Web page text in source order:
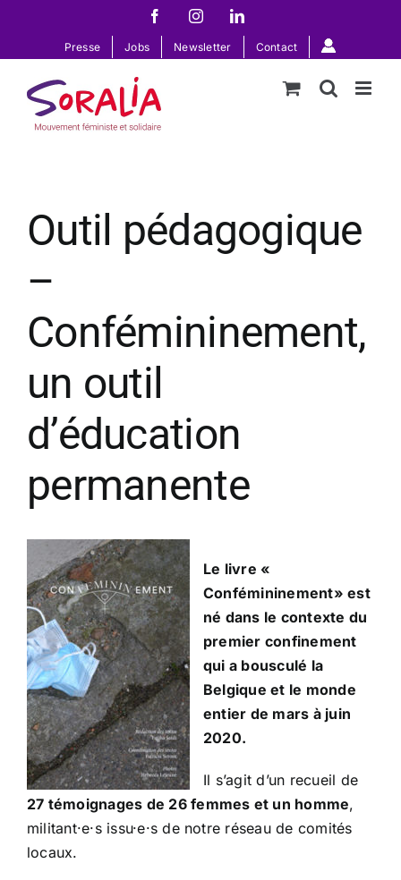
contenu
FacebookInstagramLinkedIn
Presse Jobs Newsletter Contact
Outil pédagogique
–
Confémininement,
un outil
d’éducation
permanente
Le livre «
Confémininement» est
né dans le contexte du
premier confinement
qui a bousculé la
Belgique et le monde
entier de mars à juin
2020.
Il s’agit d’un recueil de
27 témoignages de 26 femmes et un homme,
militant·e·s issu·e·s de notre réseau de comités
locaux.